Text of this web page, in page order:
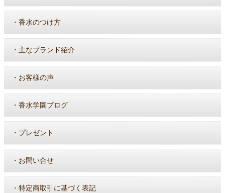
・ 香水のつけ方
・ 主なブランド紹介
・ お客様の声
・ 香水学園ブログ
・ プレゼント
・ お問い合せ
・ 特定商取引に基づく表記